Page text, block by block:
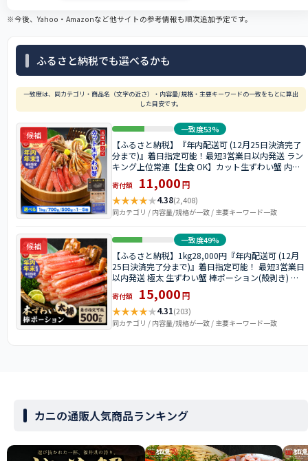
※今後、Yahoo・Amazonなど他サイトの参考情報も順次追加予定です。
ふるさと納税でも選べるかも
一致度は、同カテゴリ・商品名（文字の近さ）・内容量/規格・主要キーワードの一致をもとに算出
した目安です。
候補
一致度53%
【ふるさと納税】『年内配送可 (12月25日決済完了
分まで)』着日指定可能！最短3営業日以内発送 ラン
キング上位常連【生食 OK】カット生ずわい蟹 内容
量 500g〜1kg (総重量 700g〜1.3kg) /1〜5箱【甲羅
組 海鮮 ずわい蟹 ズワイガニ 蟹 カニ お歳暮 お中
元】
寄付額 11,000円
★★★★★4.38(2,408)
同カテゴリ / 内容量/規格が一致 / 主要キーワード一致
候補
一致度49%
【ふるさと納税】1kg28,000円『年内配送可 (12月
25日決済完了分まで)』着日指定可能！ 最短3営業日
以内発送 極太 生ずわい蟹 棒ポーション(殻剥き) 総
重量500g〜2.5kg (解凍後400g〜2kg)【甲羅組 ズワ
イガニ ポーション お歳暮 お中元 ギフト 贈答】
寄付額 15,000円
★★★★★4.31(203)
同カテゴリ / 内容量/規格が一致 / 主要キーワード一致
カニの通販人気商品ランキング